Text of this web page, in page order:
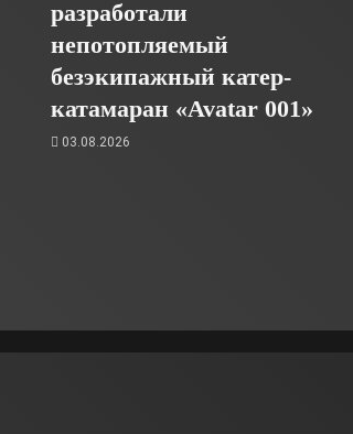
разработали
непотопляемый
безэкипажный катер-
катамаран «Avatar 001»
03.08.2026